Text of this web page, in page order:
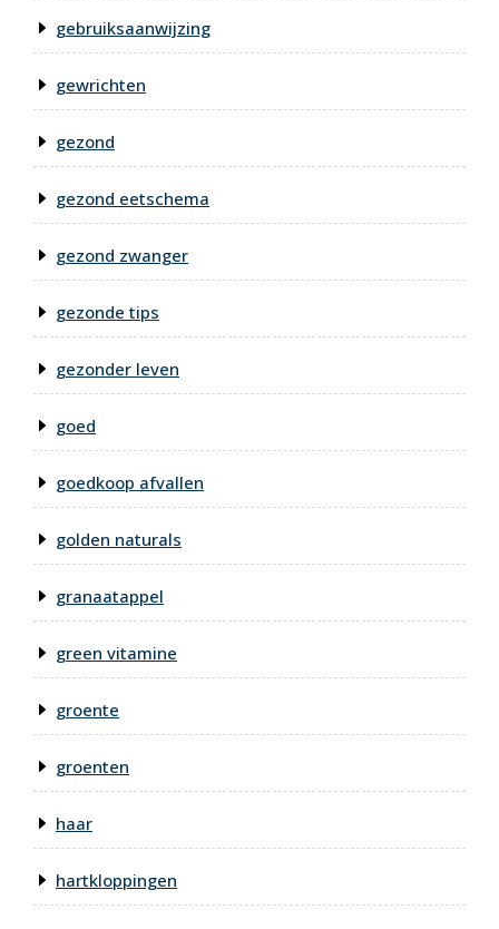
gebruiksaanwijzing
gewrichten
gezond
gezond eetschema
gezond zwanger
gezonde tips
gezonder leven
goed
goedkoop afvallen
golden naturals
granaatappel
green vitamine
groente
groenten
haar
hartkloppingen